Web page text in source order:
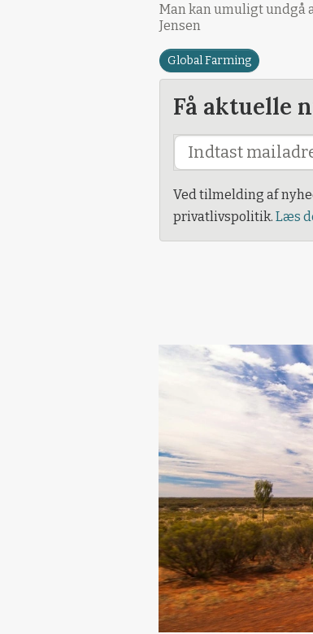
Man kan umuligt undgå
Jensen
Global Farming
Få aktuelle
Ved tilmelding af
privatlivspolitik. Læs